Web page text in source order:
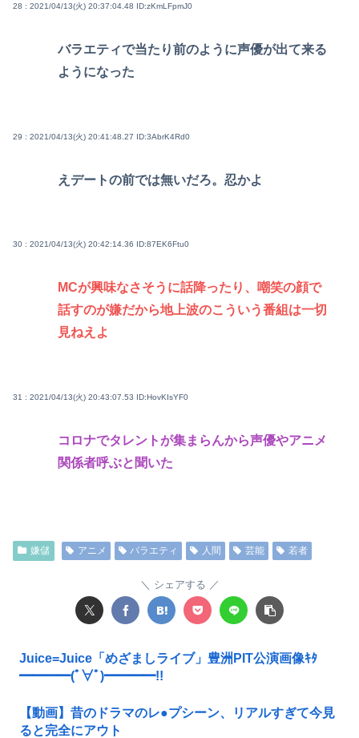
28 : 2021/04/13(火) 20:37:04.48 ID:zKmLFpmJ0
バラエティで当たり前のように声優が出て来る
ようになった
29 : 2021/04/13(火) 20:41:48.27 ID:3AbrK4Rd0
えデートの前では無いだろ。忍かよ
30 : 2021/04/13(火) 20:42:14.36 ID:87EK6Ftu0
MCが興味なさそうに話降ったり、嘲笑の顔で
話すのが嫌だから地上波のこういう番組は一切
見ねえよ
31 : 2021/04/13(火) 20:43:07.53 ID:HovKIsYF0
コロナでタレントが集まらんから声優やアニメ
関係者呼ぶと聞いた
嫌儲 アニメ バラエティ 人間 芸能 若者
シェアする
Juice=Juice「めざましライブ」豊洲PIT公演画像ｷﾀ
━━━━(ﾟ∀ﾟ)━━━━!!
【動画】昔のドラマのレ●プシーン、リアルすぎて今見
ると完全にアウト